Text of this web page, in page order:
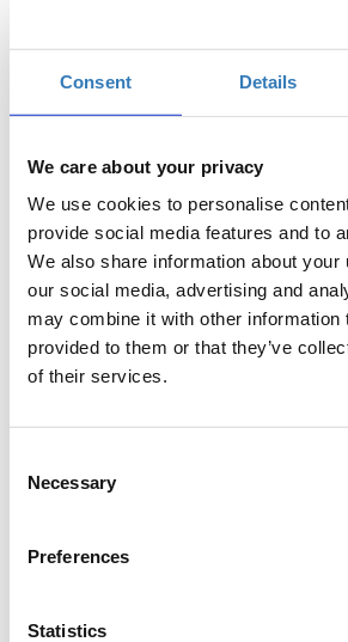
Consent Details
We care about your privacy
We use cookies to personalise
provide social media features and to
We also share information about your
our social media, advertising and
may combine it with other information
provided to them or that they’ve
of their services.
Selection
Necessary
Preferences
Statistics
Συμμετοχή Η περίοδος εγγραφών
Μέσα από το συγκεκριμένο
ευκαιρία να γνωρίσετε όλες τις
Flipgrid, ένα από τα
Microsoft. Πρόκειται για μια
εκπαιδευτική πλατφόρμα, η
σκοπό να προωθεί την έναρξη
αναστοχασμού ανάμεσα στους
τέτοια εφαρμογή να αξιοποιηθεί
και θα δημιουργήσετε βήμα- βήμα
με εκπαιδευτικό περιεχόμενο τα
μοιραστείτε με τους μαθητές
ανεστραμμένης τάξης